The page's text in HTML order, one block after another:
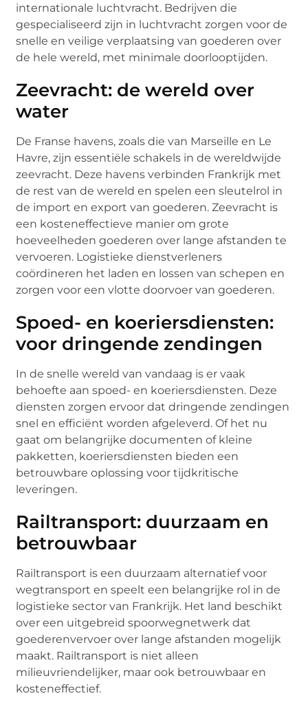
internationale luchtvracht. Bedrijven die
gespecialiseerd zijn in luchtvracht zorgen voor de
snelle en veilige verplaatsing van goederen over
de hele wereld, met minimale doorlooptijden.
Zeevracht: de wereld over
water
De Franse havens, zoals die van Marseille en Le
Havre, zijn essentiële schakels in de wereldwijde
zeevracht. Deze havens verbinden Frankrijk met
de rest van de wereld en spelen een sleutelrol in
de import en export van goederen. Zeevracht is
een kosteneffectieve manier om grote
hoeveelheden goederen over lange afstanden te
vervoeren. Logistieke dienstverleners
coördineren het laden en lossen van schepen en
zorgen voor een vlotte doorvoer van goederen.
Spoed- en koeriersdiensten:
voor dringende zendingen
In de snelle wereld van vandaag is er vaak
behoefte aan spoed- en koeriersdiensten. Deze
diensten zorgen ervoor dat dringende zendingen
snel en efficiënt worden afgeleverd. Of het nu
gaat om belangrijke documenten of kleine
pakketten, koeriersdiensten bieden een
betrouwbare oplossing voor tijdkritische
leveringen.
Railtransport: duurzaam en
betrouwbaar
Railtransport is een duurzaam alternatief voor
wegtransport en speelt een belangrijke rol in de
logistieke sector van Frankrijk. Het land beschikt
over een uitgebreid spoorwegnetwerk dat
goederenvervoer over lange afstanden mogelijk
maakt. Railtransport is niet alleen
milieuvriendelijker, maar ook betrouwbaar en
kosteneffectief.